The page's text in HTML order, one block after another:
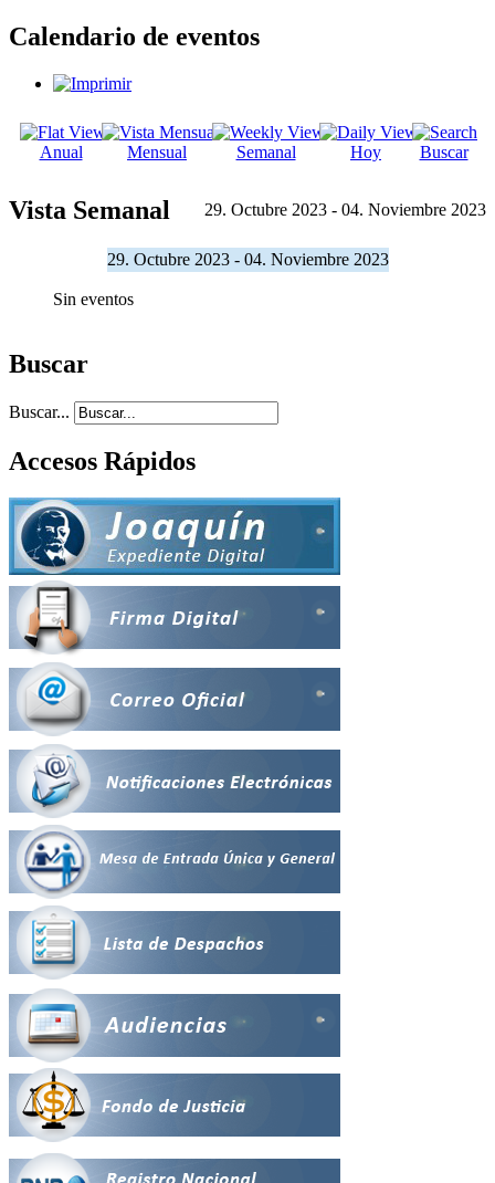
Calendario de eventos
Anual Mensual Semanal Hoy Buscar
Vista Semanal 29. Octubre 2023 - 04. Noviembre 2023
29. Octubre 2023 - 04. Noviembre 2023
Sin eventos
Buscar
Buscar...
Accesos Rápidos